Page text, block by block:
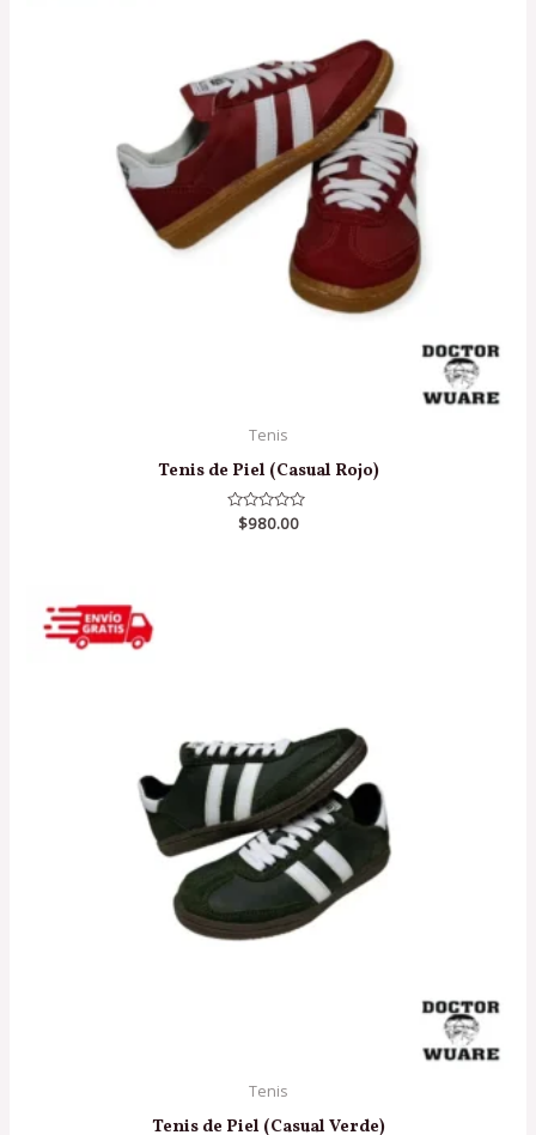
Tenis
Tenis de Piel (Casual Rojo)
Valorado
en
$980.00
Tenis
Tenis de Piel (Casual Verde)